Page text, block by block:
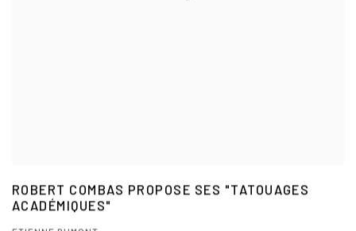
ROBERT COMBAS PROPOSE SES "TATOUAGES
ACADÉMIQUES"